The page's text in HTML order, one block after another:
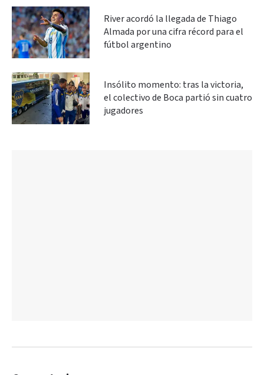
River acordó la llegada de Thiago
Almada por una cifra récord para el
fútbol argentino
Insólito momento: tras la victoria,
el colectivo de Boca partió sin cuatro
jugadores